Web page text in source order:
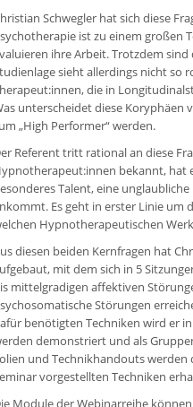
Schwegler hat sich diese
ist zu einem großen
ihre Arbeit. Trotzdem sind
sieht allerdings nicht so
die in
unterscheidet diese Koryphäen
„High Performer“ werden.
Referent tritt rational an diese
bekannt, hat
Talent, eine
Es geht in erster Linie um
Hypnotherapeutischen
diesen beiden Kernfragen hat
mit dem sich in 5
mittelgradigen affektiven
Störungen
benötigten Techniken wird er
demonstriert und als
und Technikhandouts werden
vorgestellten Techniken
Module der Webinarreihe